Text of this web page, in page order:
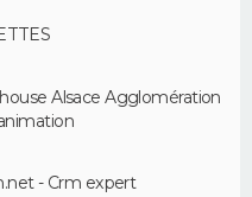
Alsace Agglomération
- Crm expert